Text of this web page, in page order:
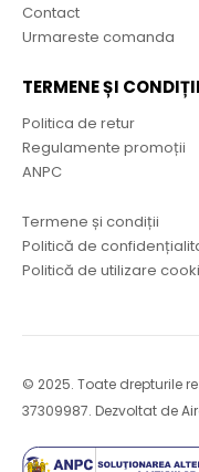
Contact
Urmareste comanda
TERMENE ȘI CONDIȚII
Politica de retur
Regulamente promoții
ANPC
Termene și condiții
Politică de
Politică de utilizare
© 2025. Toate drepturile
37309987. Dezvoltat de